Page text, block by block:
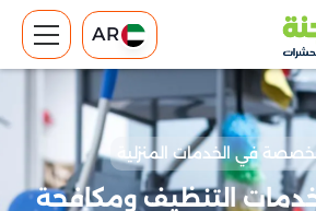
AR
في الخدمات المنزلية
التنظيف ومكافحة